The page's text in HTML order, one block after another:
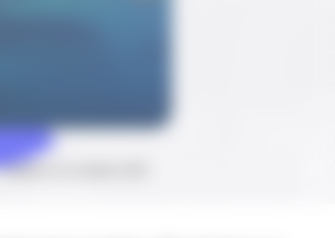
Publié le 14 octobre 2021